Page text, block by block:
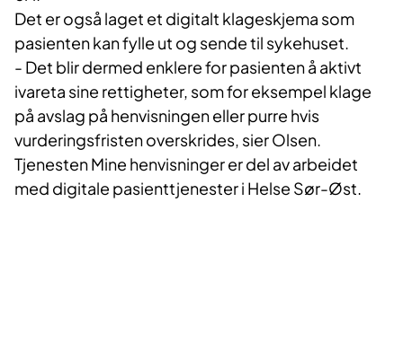
Det er også laget et digitalt klageskjema som
pasienten kan fylle ut og sende til sykehuset.
- Det blir dermed enklere for pasienten å aktivt
ivareta sine rettigheter, som for eksempel klage
på avslag på henvisningen eller purre hvis
vurderingsfristen overskrides, sier Olsen.
Tjenesten Mine henvisninger er del av arbeidet
med digitale pasienttjenester i Helse Sør-Øst.